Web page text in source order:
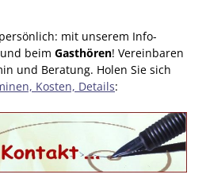
mit unserem Info-
beim Gasthören! Vereinbaren
und Beratung. Holen Sie sich
Kosten, Details: